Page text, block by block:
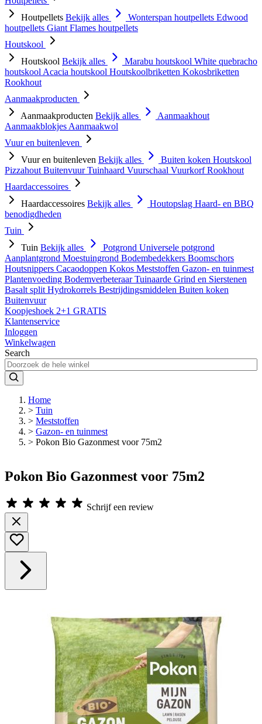
Houtpellets Bekijk alles Wonterspan houtpellets Edwood
houtpellets Giant Flames houtpellets
Houtskool
Houtskool Bekijk alles Marabu houtskool White quebracho
houtskool Acacia houtskool Houtskoolbriketten Kokosbriketten
Rookhout
Aanmaakproducten
Aanmaakproducten Bekijk alles
Aanmaakhout
Aanmaakblokjes Aanmaakwol
Vuur en buitenleven
Vuur en buitenleven Bekijk alles Buiten koken Houtskool
Pizzahout BuitenvuurTuinhaard Vuurschaal VuurkorfRookhout
Haardaccessoires
Haardaccessoires Bekijk alles Houtopslag Haard- en BBQ
benodigdheden
Tuin
Tuin Bekijk alles Potgrond Universele potgrond
Aanplantgrond Moestuingrond Bodembedekkers Boomschors
Houtsnippers Cacaodoppen Kokos Meststoffen Gazon- en tuinmest
Plantenvoeding BodemverbeteraarTuinaarde Grind en Sierstenen
Basalt split Hydrokorrels Bestrijdingsmiddelen Buiten koken
Buitenvuur
Koopjeshoek 2+1 GRATIS
Klantenservice
Inloggen
Winkelwagen
Search
Home
> Tuin
> Meststoffen
> Gazon- en tuinmest
> Pokon Bio Gazonmest voor 75m2
Pokon Bio Gazonmest voor 75m2
Schrijf een review